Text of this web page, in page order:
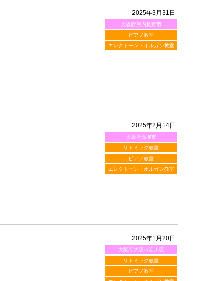
2025年3月31日
大阪府河内長野市
ピアノ教室
エレクトーン・オルガン教室
2025年2月14日
大阪府高槻市
リトミック教室
ピアノ教室
エレクトーン・オルガン教室
2025年1月20日
大阪府大阪市淀川区
リトミック教室
ピアノ教室